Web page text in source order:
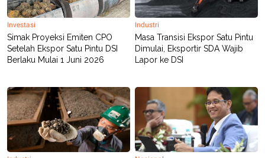
Investasi
Simak Proyeksi Emiten CPO
Setelah Ekspor Satu Pintu DSI
Berlaku Mulai 1 Juni 2026
Industri
Masa Transisi Ekspor Satu Pintu
Dimulai, Eksportir SDA Wajib
Lapor ke DSI